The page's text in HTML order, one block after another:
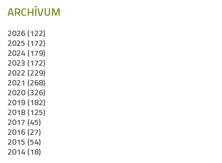
ARCHÍVUM
2026 (122)
2025 (172)
2024 (179)
2023 (172)
2022 (229)
2021 (268)
2020 (326)
2019 (182)
2018 (125)
2017 (45)
2016 (27)
2015 (54)
2014 (18)